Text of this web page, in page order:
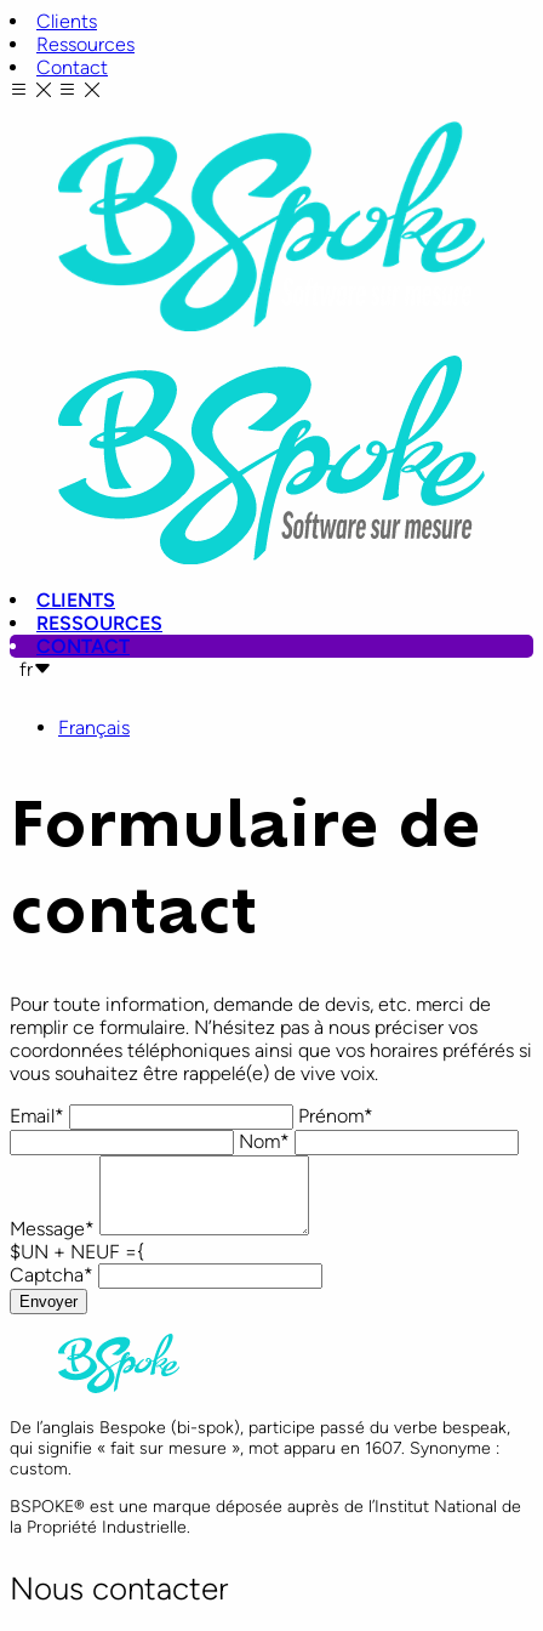
Clients
Ressources
Contact
CLIENTS
RESSOURCES
CONTACT
fr
Français
Formulaire de
contact
Pour toute information, demande de devis, etc. merci de
remplir ce formulaire. N’hésitez pas à nous préciser vos
coordonnées téléphoniques ainsi que vos horaires préférés si
vous souhaitez être rappelé(e) de vive voix.
Email* Prénom*
Nom*
Message*
$UN + NEUF ={
Captcha*
Envoyer
De l’anglais Bespoke (bi-spok), participe passé du verbe bespeak,
qui signifie « fait sur mesure », mot apparu en 1607. Synonyme :
custom.
BSPOKE® est une marque déposée auprès de l’Institut National de
la Propriété Industrielle.
Nous contacter